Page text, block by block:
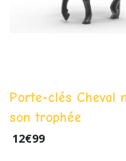
Porte-clés Cheval
son trophée
12€99